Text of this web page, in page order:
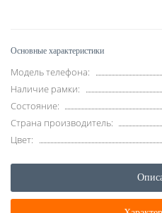
Основные характеристики
Модель телефона:
Наличие рамки:
Состояние:
Страна производитель:
Цвет: